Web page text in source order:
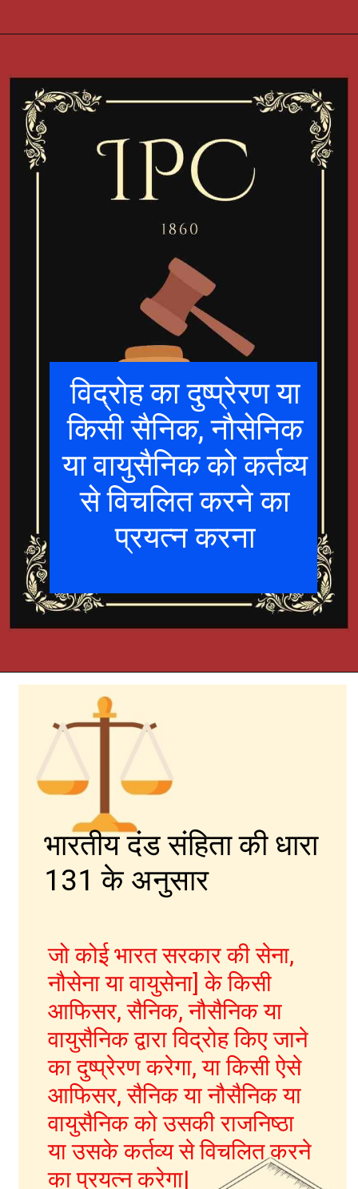
विद्रोह का दुष्प्रेरण या
किसी सैनिक, नौसेनिक
या वायुसैनिक को कर्तव्य
से विचलित करने का
प्रयत्न करना
IPC की धारा 403
जो कोई भारत सरकार की सेना,
नौसेना या वायुसेना] के किसी
आफिसर, सैनिक, नौसैनिक या
वायुसैनिक द्वारा विद्रोह किए जाने
का दुष्प्रेरण करेगा, या किसी ऐसे
आफिसर, सैनिक या नौसैनिक या
वायुसैनिक को उसकी राजनिष्ठा
या उसके कर्तव्य से विचलित करने
का प्रयत्न करेगा|
भारतीय दंड संहिता की धारा
131 के अनुसार